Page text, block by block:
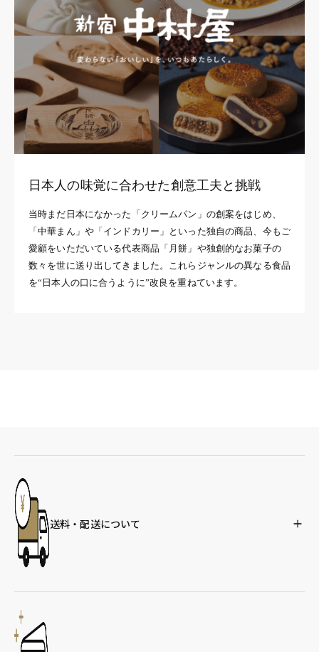
日本人の味覚に合わせた創意工夫と挑戦
当時まだ日本になかった「クリームパン」の創案をはじめ、
「中華まん」や「インドカリー」といった独自の商品、今もご
愛顧をいただいている代表商品「月餅」や独創的なお菓子の
数々を世に送り出してきました。これらジャンルの異なる食品
を“日本人の口に合うように”改良を重ねています。
送料・配送について